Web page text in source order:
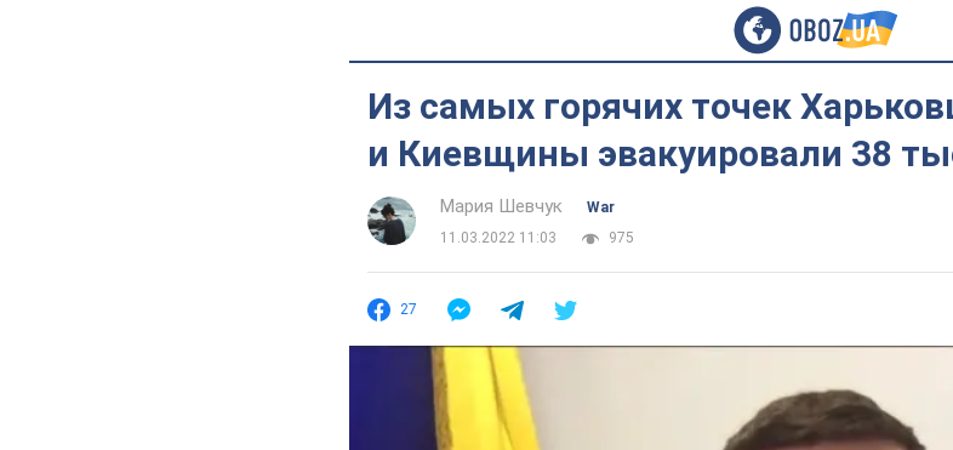
Из самых горячих точек
и Киевщины эвакуировали 38
Мария Шевчук
War
11.03.2022 11:03
975
27